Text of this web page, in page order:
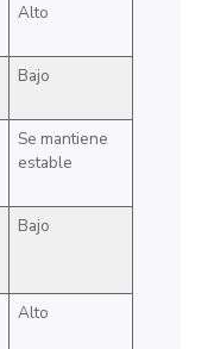
Alto
Bajo
Se mantiene
estable
Bajo
Alto